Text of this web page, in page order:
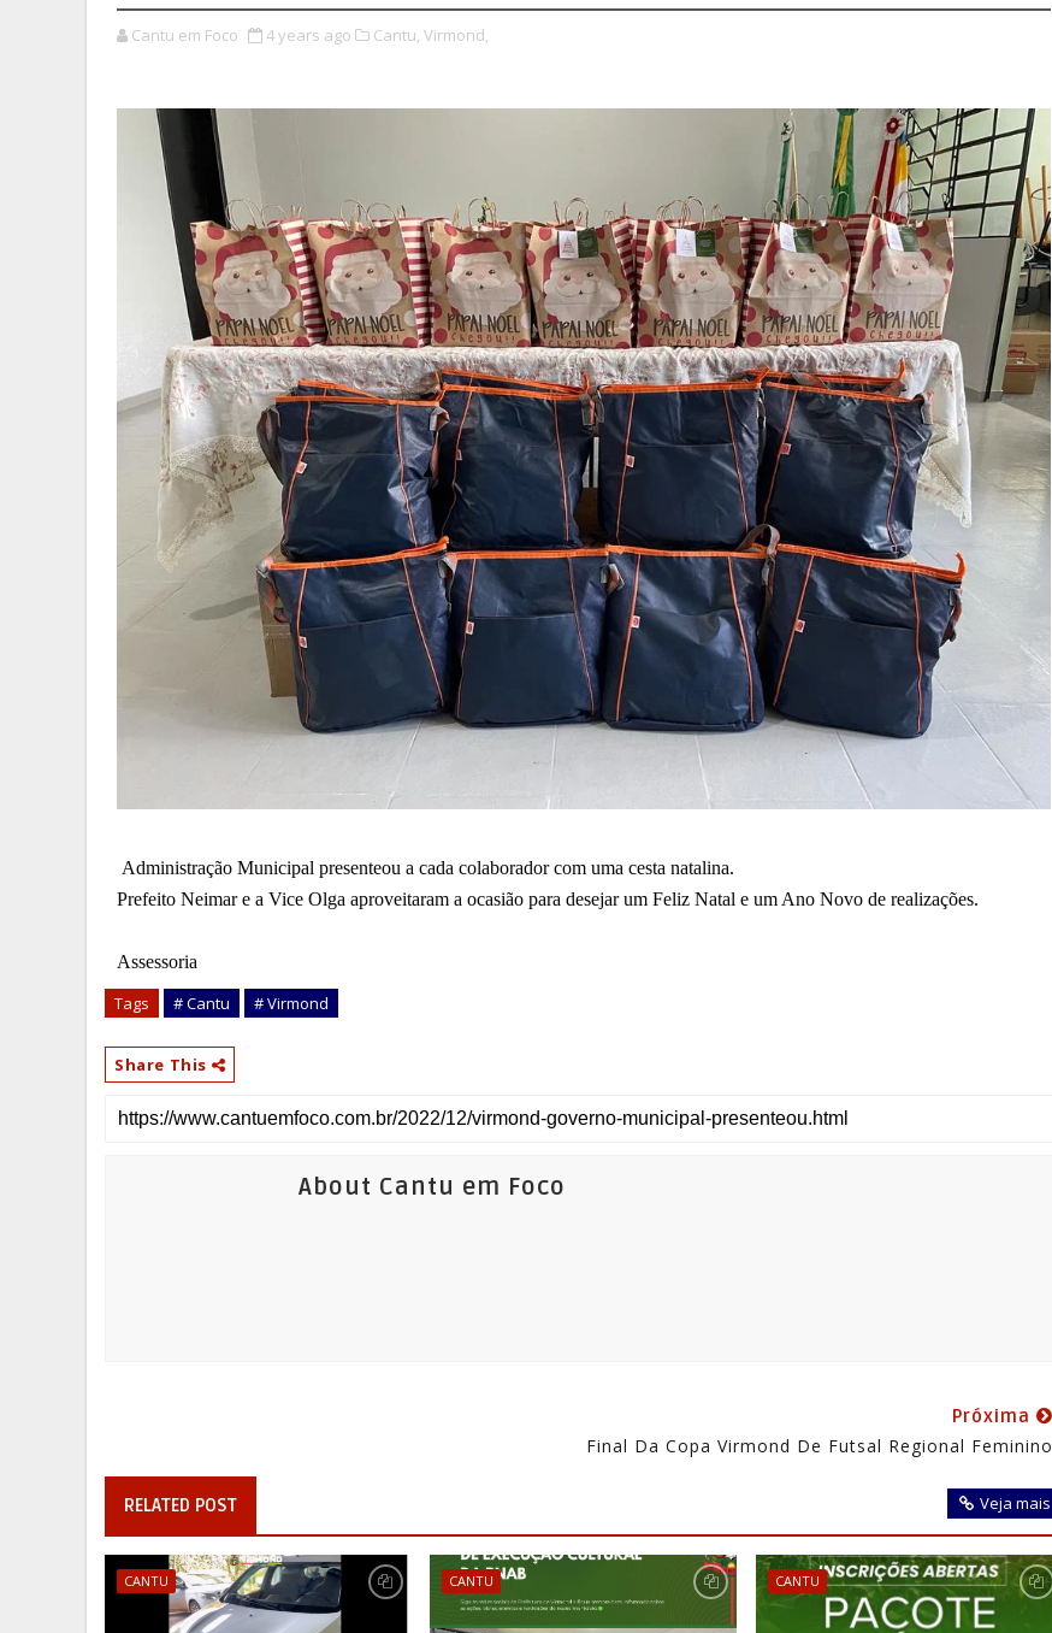
Cantu em Foco 4 years ago Cantu, Virmond,
Administração Municipal presenteou a cada colaborador com uma cesta natalina.
Prefeito Neimar e a Vice Olga aproveitaram a ocasião para desejar um Feliz Natal e um Ano Novo de realizações.
Assessoria
Tags # Cantu # Virmond
Share This
About Cantu em Foco
Próxima
Final Da Copa Virmond De Futsal Regional Feminino
RELATED POST Veja mais
CANTU CANTU CANTU